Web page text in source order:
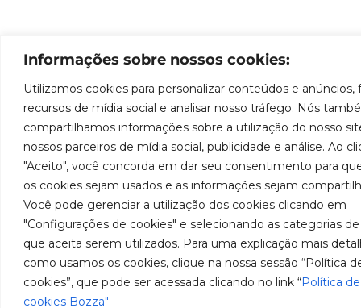
Informações sobre nossos cookies:
Utilizamos cookies para personalizar conteúdos e anúncios,
recursos de mídia social e analisar nosso tráfego. Nós
compartilhamos informações sobre a utilização do nosso
nossos parceiros de mídia social, publicidade e análise. Ao
"Aceito", você concorda em dar seu consentimento para
os cookies sejam usados e as informações sejam
Você pode gerenciar a utilização dos cookies clicando em
"Configurações de cookies" e selecionando as categorias
que aceita serem utilizados. Para uma explicação mais
como usamos os cookies, clique na nossa sessão “Política
cookies”, que pode ser acessada clicando no link “Política de
cookies Bozza"